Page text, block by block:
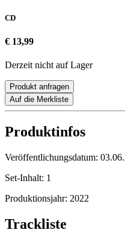
CD
€ 13,99
Derzeit nicht auf Lager
Produkt anfragen
Auf die Merkliste
Produktinfos
Veröffentlichungsdatum:
Set-Inhalt: 1
Produktionsjahr: 2022
Trackliste